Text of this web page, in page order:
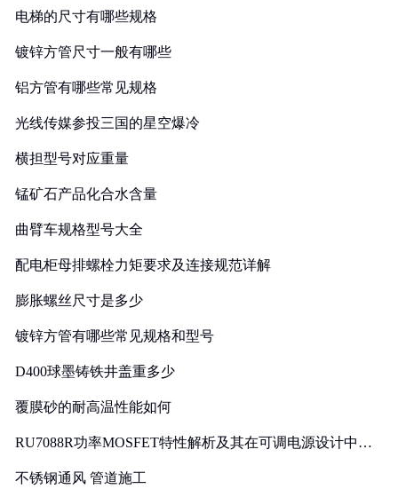
电梯的尺寸有哪些规格
镀锌方管尺寸一般有哪些
铝方管有哪些常见规格
光线传媒参投三国的星空爆冷
横担型号对应重量
锰矿石产品化合水含量
曲臂车规格型号大全
配电柜母排螺栓力矩要求及连接规范详解
膨胀螺丝尺寸是多少
镀锌方管有哪些常见规格和型号
D400球墨铸铁井盖重多少
覆膜砂的耐高温性能如何
RU7088R功率MOSFET特性解析及其在可调电源设计中的
不锈钢通风 管道施工